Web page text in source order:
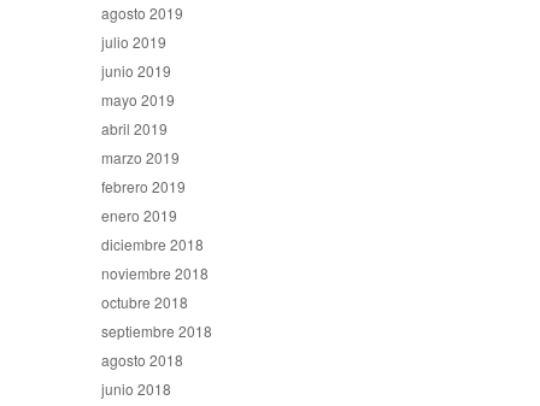
agosto 2019
julio 2019
junio 2019
mayo 2019
abril 2019
marzo 2019
febrero 2019
enero 2019
diciembre 2018
noviembre 2018
octubre 2018
septiembre 2018
agosto 2018
junio 2018